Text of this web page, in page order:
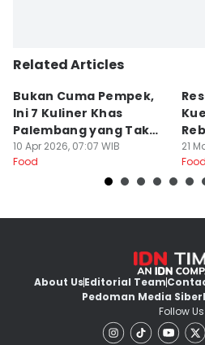
Related Articles
Bukan Cuma Pempek,
Ini 7 Kuliner Khas
Palembang yang Tak
Kalah Enak
10 Apr 2026, 07:07 WIB
Food
21
Food
About UsEditorial Team
Pedoman Media Siber
Follow Us